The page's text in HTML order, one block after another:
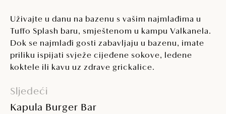
Uživajte u danu na bazenu s vašim najmlađima u
Tuffo Splash baru, smještenom u kampu Valkanela.
Dok se najmlađi gosti zabavljaju u bazenu, imate
priliku ispijati svježe cijeđene sokove, ledene
koktele ili kavu uz zdrave grickalice.
Sljedeći
Kapula Burger Bar